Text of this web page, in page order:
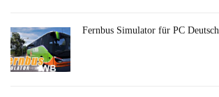
Fernbus Simulator für PC Deutsch